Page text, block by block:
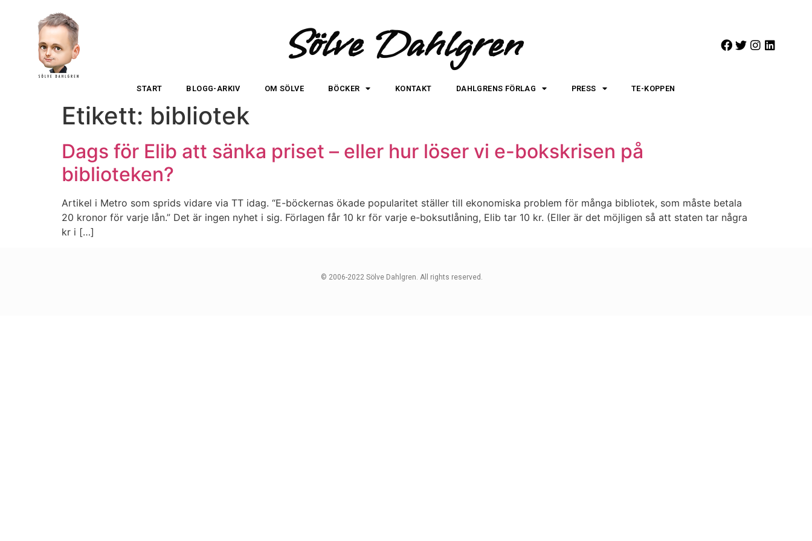
Sölve Dahlgren
START BLOGG-ARKIV OM SÖLVE BÖCKER KONTAKT DAHLGRENS FÖRLAG PRESS TE-KOPPEN
Etikett: bibliotek
Dags för Elib att sänka priset – eller hur löser vi e-bokskrisen på
biblioteken?
Artikel i Metro som sprids vidare via TT idag. “E-böckernas ökade popularitet ställer till ekonomiska problem för många bibliotek, som måste betala
20 kronor för varje lån.” Det är ingen nyhet i sig. Förlagen får 10 kr för varje e-boksutlåning, Elib tar 10 kr. (Eller är det möjligen så att staten tar några
kr i […]
© 2006-2022 Sölve Dahlgren. All rights reserved.